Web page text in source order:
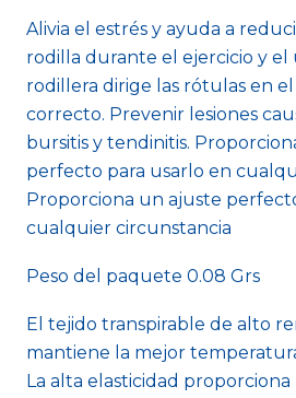
Alivia el estrés y ayuda a
rodilla durante el ejercicio y el
rodillera dirige las rótulas en
correcto. Prevenir lesiones
bursitis y tendinitis.
perfecto para usarlo en
Proporciona un ajuste
cualquier circunstancia
Peso del paquete 0.08 Grs
El tejido transpirable de alto
mantiene la mejor
La alta elasticidad